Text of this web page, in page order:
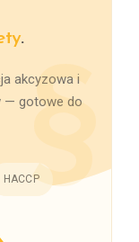
.
akcyzowa i
— gotowe do
HACCP